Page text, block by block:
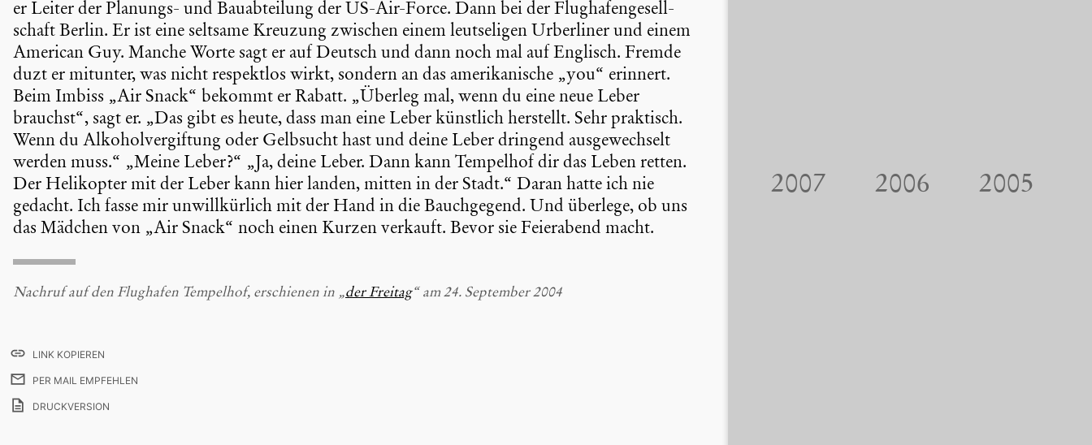
er Leiter der Planungs- und Bauab­tei­lung der US-Air-Force. Dann bei der Flugha­fen­ge­sell­
schaft Berlin. Er ist eine seltsame Kreuzung zwischen einem leutse­ligen Urber­liner und einem
American Guy. Manche Worte sagt er auf Deutsch und dann noch mal auf Englisch. Fremde
duzt er mitunter, was nicht respektlos wirkt, sondern an das ameri­ka­ni­sche „you“ erinnert.
Beim Imbiss „Air Snack“ bekommt er Rabatt. „Überleg mal, wenn du eine neue Leber
brauchst“, sagt er. „Das gibt es heute, dass man eine Leber künstlich herstellt. Sehr praktisch.
Wenn du Alkohol­ver­gif­tung oder Gelbsucht hast und deine Leber dringend ausge­wech­selt
werden muss.“ „Meine Leber?“ „Ja, deine Leber. Dann kann Tempelhof dir das Leben retten.
Der Heliko­pter mit der Leber kann hier landen, mitten in der Stadt.“ Daran hatte ich nie
gedacht. Ich fasse mir unwill­kür­lich mit der Hand in die Bauch­ge­gend. Und überlege, ob uns
das Mädchen von „Air Snack“ noch einen Kurzen verkauft. Bevor sie Feier­abend macht.
Nachruf auf den Flughafen Tempelhof, erschienen in „der Freitag“ am 24. September 2004
LINK KOPIEREN
PER MAIL EMPFEHLEN
DRUCKVERSION
2007 2006 2005